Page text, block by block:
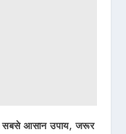
सबसे आसान उपाय, जरूर